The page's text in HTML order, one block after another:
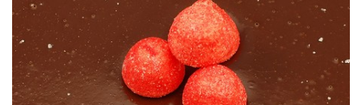
Parfaite pour faire sensation ;o)